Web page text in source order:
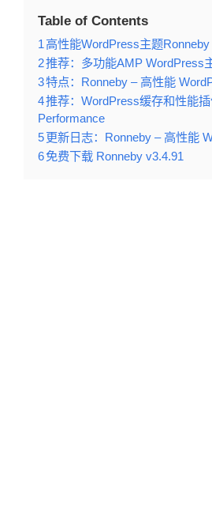
Table of Contents
1高性能WordPress主题Ronneby
2推荐：多功能AMP WordPress
3特点：Ronneby – 高性能
4推荐：WordPress缓存和性能
Performance
5更新日志：Ronneby – 高性能
6免费下载 Ronneby v3.4.91